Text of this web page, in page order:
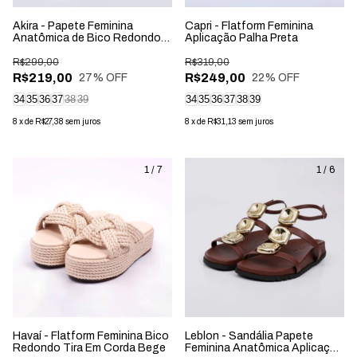
Akira - Papete Feminina
Anatômica de Bico Redondo
R$219,00
R$299,00
27% OFF
343536373839
8 xde R$27,38 sem juros
Capri - Flatform Feminina
Aplicação Palha Preta
R$249,00
R$319,00
22% OFF
343536373839
8 xde R$31,13 sem juros
1 / 7
Havaí - Flatform Feminina Bico
Redondo Tira Em Corda Bege
1 / 6
Leblon - Sandália Papete
Feminina Anatômica Aplicação